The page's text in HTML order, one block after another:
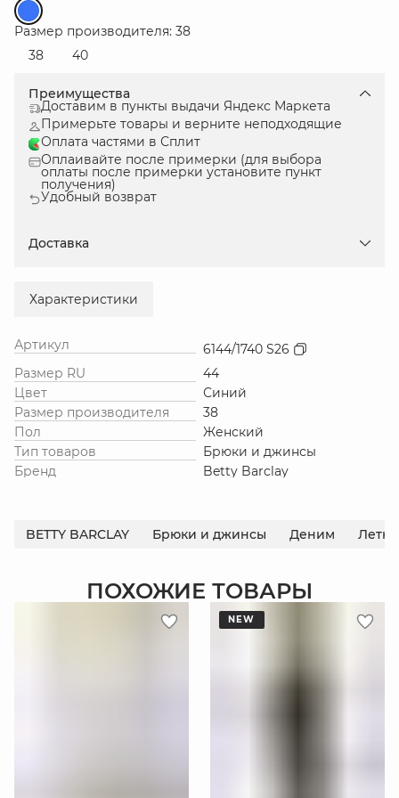
Размер производителя: 38
38
40
Преимущества
Доставим в пункты выдачи Яндекс Маркета
Примерьте товары и верните неподходящие
Оплата частями в Сплит
Оплаивайте после примерки (для выбора
оплаты после примерки установите пункт
получения)
Удобный возврат
Доставка
Характеристики
Артикул
6144/1740 S26
Размер RU
44
Цвет
Синий
Размер производителя
38
Пол
Женский
Тип товаров
Брюки и джинсы
Бренд
Betty Barclay
BETTY BARCLAY Брюки и джинсы Деним
ПОХОЖИЕ ТОВАРЫ
NEW